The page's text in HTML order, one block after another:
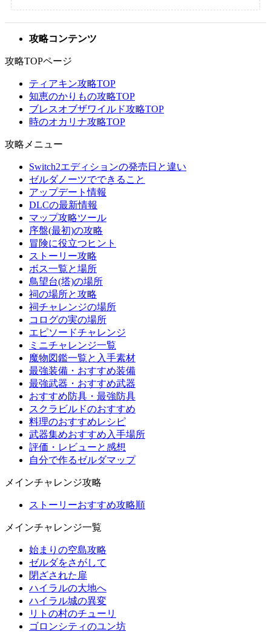
攻略コンテンツ
攻略TOPページ
ティアキン攻略TOP
知恵のかりもの攻略TOP
ブレスオブザワイルド攻略TOP
時のオカリナ攻略TOP
攻略メニュー
Switch2エディションの発売日と違い
ゼルダノーツでできること
アップデート情報
DLCの最新情報
マップ攻略ツール
序盤(最初)の攻略
冒険に役立つヒント
ストーリー攻略
ボス一覧と場所
鳥望台(塔)の場所
祠の場所と攻略
祠チャレンジの場所
コログの実の場所
エピソードチャレンジ
ミニチャレンジ一覧
魔物図鑑一覧と入手素材
最強装備・おすすめ装備
最強武器・おすすめ武器
おすすめ防具・最強防具
スクラビルドのおすすめ
料理のおすすめレシピ
武器集めおすすめ入手場所
評価・レビューと感想
自分で作るゼルダマップ
メインチャレンジ攻略
ストーリーおすすめ攻略順
メインチャレンジ一覧
始まりの空島攻略
ゼルダをさがして
閉ざされた扉
ハイラルの大地へ
ハイラル城の異変
リトの村のチューリ
ゴロンシティのユン坊